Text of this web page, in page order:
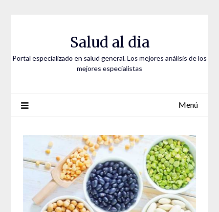
Salud al dia
Portal especializado en salud general. Los mejores análisis de los
mejores especialistas
Menú